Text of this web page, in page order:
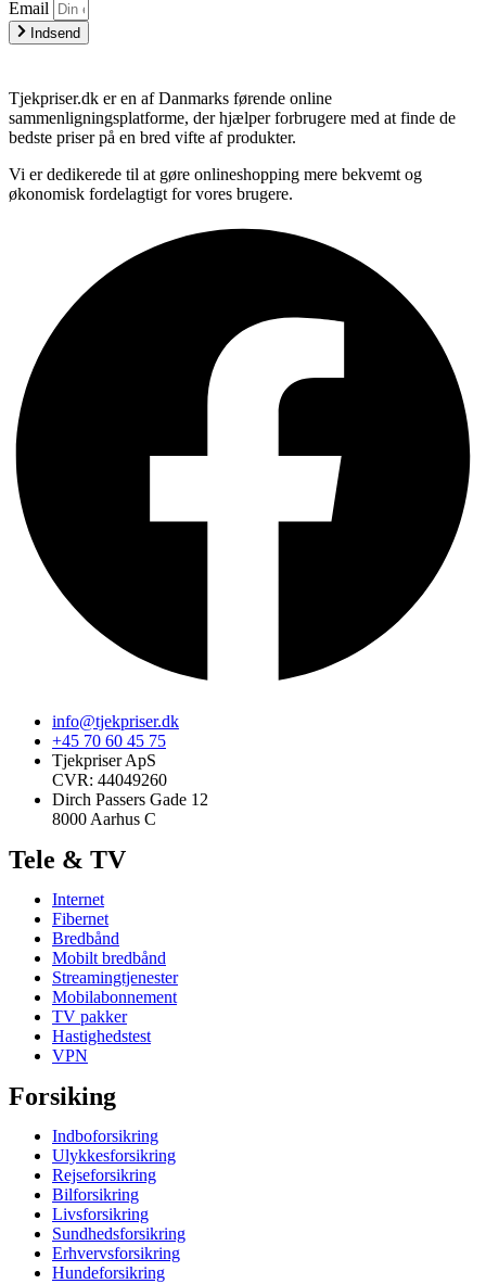
Email
Indsend
Tjekpriser.dk er en af Danmarks førende online
sammenligningsplatforme, der hjælper forbrugere med at finde de
bedste priser på en bred vifte af produkter.
Vi er dedikerede til at gøre onlineshopping mere bekvemt og
økonomisk fordelagtigt for vores brugere.
info@tjekpriser.dk
+45 70 60 45 75
Tjekpriser ApS
CVR: 44049260
Dirch Passers Gade 12
8000 Aarhus C
Tele & TV
Internet
Fibernet
Bredbånd
Mobilt bredbånd
Streamingtjenester
Mobilabonnement
TV pakker
Hastighedstest
VPN
Forsiking
Indboforsikring
Ulykkesforsikring
Rejseforsikring
Bilforsikring
Livsforsikring
Sundhedsforsikring
Erhvervsforsikring
Hundeforsikring